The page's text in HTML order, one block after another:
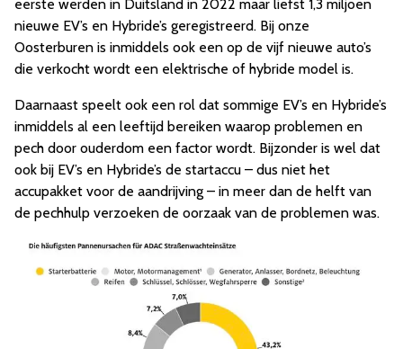
eerste werden in Duitsland in 2022 maar liefst 1,3 miljoen
nieuwe EV’s en Hybride’s geregistreerd. Bij onze
Oosterburen is inmiddels ook een op de vijf nieuwe auto’s
die verkocht wordt een elektrische of hybride model is.
Daarnaast speelt ook een rol dat sommige EV’s en Hybride’s
inmiddels al een leeftijd bereiken waarop problemen en
pech door ouderdom een factor wordt. Bijzonder is wel dat
ook bij EV’s en Hybride’s de startaccu – dus niet het
accupakket voor de aandrijving – in meer dan de helft van
de pechhulp verzoeken de oorzaak van de problemen was.